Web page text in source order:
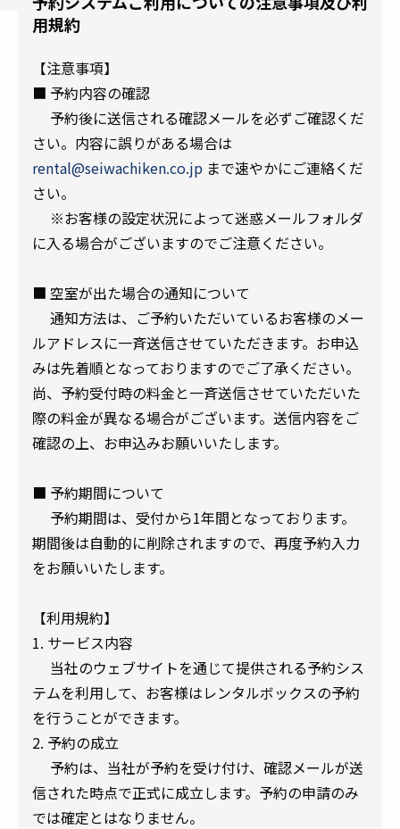
用規約
【注意事項】
■ 予約内容の確認
予約後に送信される確認メールを必ずご確認くだ
さい。内容に誤りがある場合は
rental@seiwachiken.co.jp まで速やかにご連絡くだ
さい。
※お客様の設定状況によって迷惑メールフォルダ
に入る場合がございますのでご注意ください。
■ 空室が出た場合の通知について
通知方法は、ご予約いただいているお客様のメー
ルアドレスに一斉送信させていただきます。お申込
みは先着順となっておりますのでご了承ください。
尚、予約受付時の料金と一斉送信させていただいた
際の料金が異なる場合がございます。送信内容をご
確認の上、お申込みお願いいたします。
■ 予約期間について
予約期間は、受付から1年間となっております。
期間後は自動的に削除されますので、再度予約入力
をお願いいたします。
【利用規約】
1. サービス内容
当社のウェブサイトを通じて提供される予約シス
テムを利用して、お客様はレンタルボックスの予約
を行うことができます。
2. 予約の成立
予約は、当社が予約を受け付け、確認メールが送
信された時点で正式に成立します。予約の申請のみ
では確定とはなりません。